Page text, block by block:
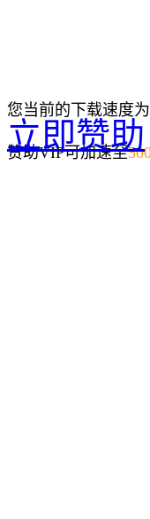
您当前的下载速度为
赞助VIP可加速至
立即赞助